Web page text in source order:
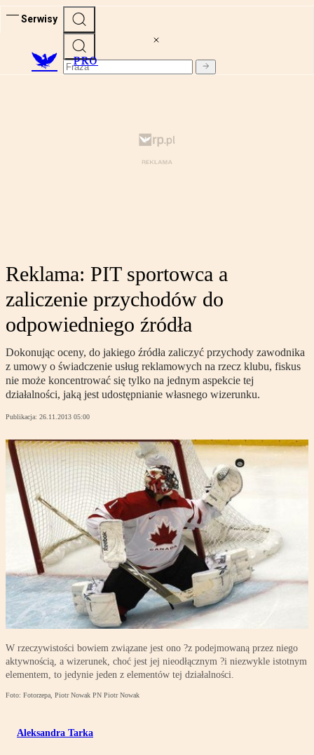
Serwisy
PRO
Reklama: PIT sportowca a
zaliczenie przychodów do
odpowiedniego źródła
Dokonując oceny, do jakiego źródła zaliczyć przychody zawodnika
z umowy o świadczenie usług reklamowych na rzecz klubu, fiskus
nie może koncentrować się tylko na jednym aspekcie tej
działalności, jaką jest udostępnianie własnego wizerunku.
Publikacja: 26.11.2013 05:00
W rzeczywistości bowiem związane jest ono ?z podejmowaną przez niego
aktywnością, a wizerunek, choć jest jej nieodłącznym ?i niezwykle istotnym
elementem, to jedynie jeden z elementów tej działalności.
Foto: Fotorzepa, Piotr Nowak PN Piotr Nowak
Aleksandra Tarka